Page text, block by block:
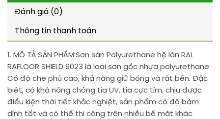
Đánh giá (0)
Thông tin thanh toán
1. MÔ TẢ SẢN PHẨM:Sơn sàn Polyurethane hệ lăn RAL
RAFLOOR SHIELD 9023 là loại sơn gốc nhựa polyurethane.
Có độ che phủ cao, khả năng giữ bóng và rất bền. Đặc
biệt, có khả năng chống tia UV, tia cực tím, chịu được
điều kiện thời tiết khắc nghiệt, sản phẩm có độ bám
dính tốt và có thể thi công trên nhiều bề mặt khác